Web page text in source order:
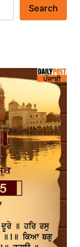
Search